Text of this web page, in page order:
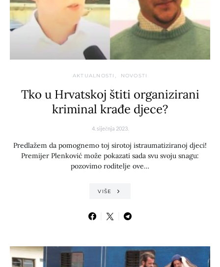
AKTUALNOSTI NOVOSTI
Tko u Hrvatskoj štiti organizirani
kriminal krađe djece?
4. siječnja 2023.
Predlažem da pomognemo toj sirotoj istraumatiziranoj djeci!
Premijer Plenković može pokazati sada svu svoju snagu:
pozovimo roditelje ove…
VIŠE